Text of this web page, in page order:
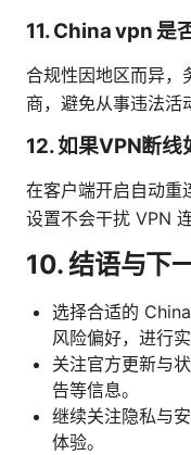
11. China vpn 是
合规性因地区而异，
商，避免从事违法活
12. 如果VPN断线
在客户端开启自动重
设置不会干扰 VPN 连
10. 结语与下
选择合适的
风险偏好，进行
关注官方更新与
告等信息。
继续关注隐私与
体验。